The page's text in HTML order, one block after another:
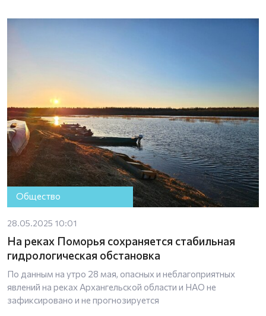
Общество
28.05.2025 10:01
На реках Поморья сохраняется стабильная
гидрологическая обстановка
По данным на утро 28 мая, опасных и неблагоприятных
явлений на реках Архангельской области и НАО не
зафиксировано и не прогнозируется